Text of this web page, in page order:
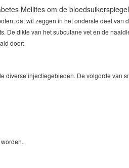
Mellites om de
dat wil zeggen in het onderste deel van
De dikte van het subcutane vet en de
door:
diverse injectiegebieden. De volgorde van